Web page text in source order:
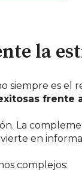
la
siempre es
frente
La
en
complejos: